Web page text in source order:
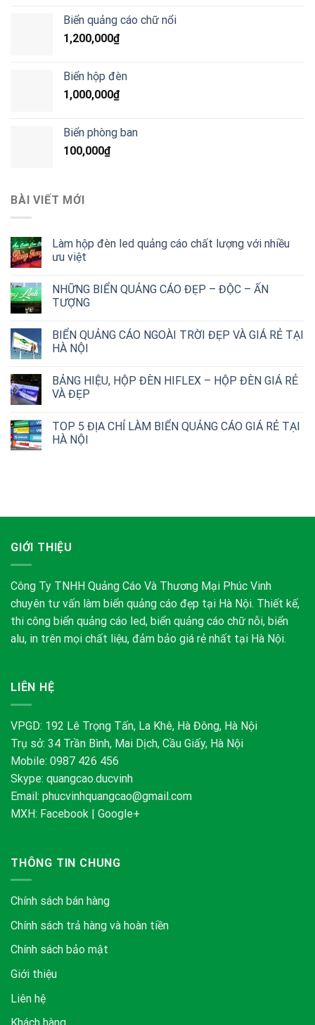
Biển quảng cáo chữ nổi
1,200,000₫
Biển hộp đèn
1,000,000₫
Biển phòng ban
100,000₫
BÀI VIẾT MỚI
Làm hộp đèn led quảng cáo chất lượng với nhiều
ưu việt
NHỮNG BIỂN QUẢNG CÁO ĐẸP – ĐỘC – ẤN
TƯỢNG
BIỂN QUẢNG CÁO NGOÀI TRỜI ĐẸP VÀ GIÁ RẺ TẠI
HÀ NỘI
BẢNG HIỆU, HỘP ĐÈN HIFLEX – HỘP ĐÈN GIÁ RẺ
VÀ ĐẸP
TOP 5 ĐỊA CHỈ LÀM BIỂN QUẢNG CÁO GIÁ RẺ TẠI
HÀ NỘI
GIỚI THIỆU
Công Ty TNHH Quảng Cáo Và Thương Mại Phúc Vinh
chuyên tư vấn làm biển quảng cáo đẹp tại Hà Nội. Thiết kế,
thi công biển quảng cáo led, biển quảng cáo chữ nỗi, biển
alu, in trên mọi chất liệu, đảm bảo giá rẻ nhất tại Hà Nội.
LIÊN HỆ
VPGD: 192 Lê Trọng Tấn, La Khê, Hà Đông, Hà Nội
Trụ sở: 34 Trần Bình, Mai Dịch, Cầu Giấy, Hà Nội
Mobile: 0987 426 456
Skype: quangcao.ducvinh
Email: phucvinhquangcao@gmail.com
MXH: Facebook | Google+
THÔNG TIN CHUNG
Chính sách bán hàng
Chính sách trả hàng và hoàn tiền
Chính sách bảo mật
Giới thiệu
Liên hệ